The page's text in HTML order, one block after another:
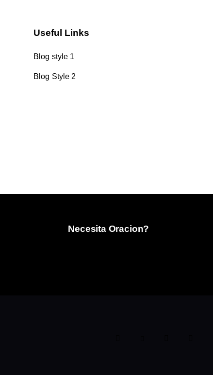
Useful Links
Blog style 1
Blog Style 2
Necesita Oracion?